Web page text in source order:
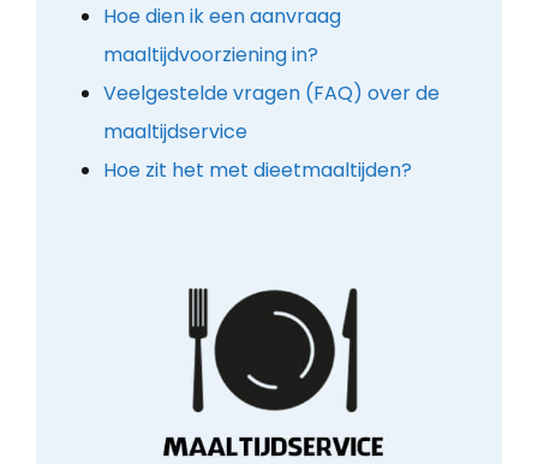
Hoe dien ik een aanvraag
maaltijdvoorziening in?
Veelgestelde vragen (FAQ) over de
maaltijdservice
Hoe zit het met dieetmaaltijden?